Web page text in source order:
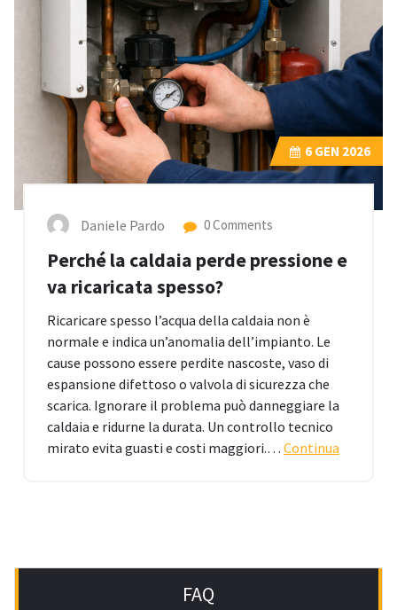
6 GEN 2026
Daniele Pardo 0 Comments
Perché la caldaia perde pressione e
va ricaricata spesso?
Ricaricare spesso l’acqua della caldaia non è
normale e indica un’anomalia dell’impianto. Le
cause possono essere perdite nascoste, vaso di
espansione difettoso o valvola di sicurezza che
scarica. Ignorare il problema può danneggiare la
caldaia e ridurne la durata. Un controllo tecnico
mirato evita guasti e costi maggiori.… Continua
FAQ